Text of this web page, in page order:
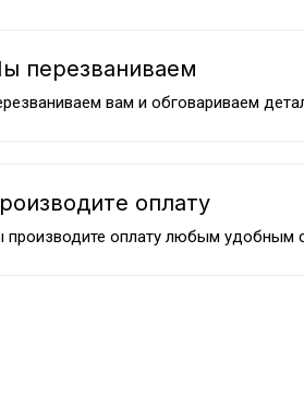
перезваниваем
вам и обговариваем
оплату
производите оплату любым удобным